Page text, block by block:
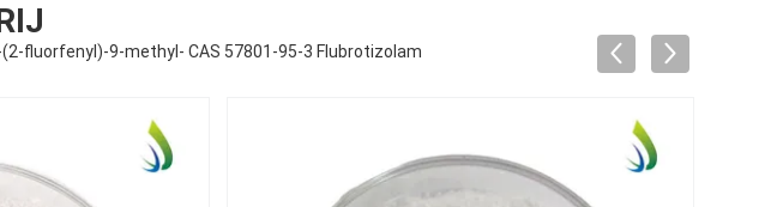
fluorfenyl)-9-methyl- CAS 57801-95-3 Flubrotizolam